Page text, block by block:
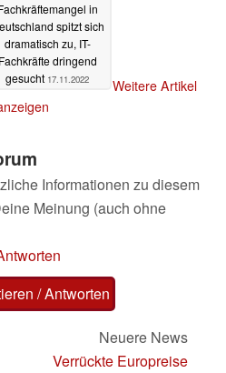
in
spitzt sich
dramatisch zu, IT-
Fachkräfte dringend
gesucht 17.11.2022
Weitere Artikel
Informationen zu diesem
Meinung (auch ohne
/ Antworten
Neuere News
Verrückte Europreise